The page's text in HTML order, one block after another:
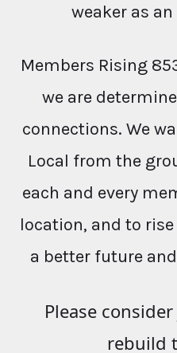
weaker as
Members Rising
we are
connections. We
Local from the
each and every
location, and to
a better future
Please
rebuild